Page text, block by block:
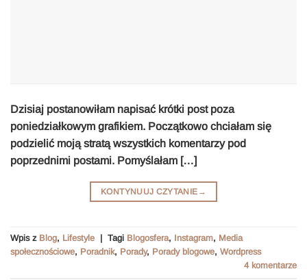
Dzisiaj postanowiłam napisać krótki post poza
poniedziałkowym grafikiem. Początkowo chciałam się
podzielić moją stratą wszystkich komentarzy pod
poprzednimi postami. Pomyślałam […]
KONTYNUUJ CZYTANIE →
Wpis z Blog, Lifestyle | Tagi Blogosfera, Instagram, Media
społecznościowe, Poradnik, Porady, Porady blogowe, Wordpress
4komentarze